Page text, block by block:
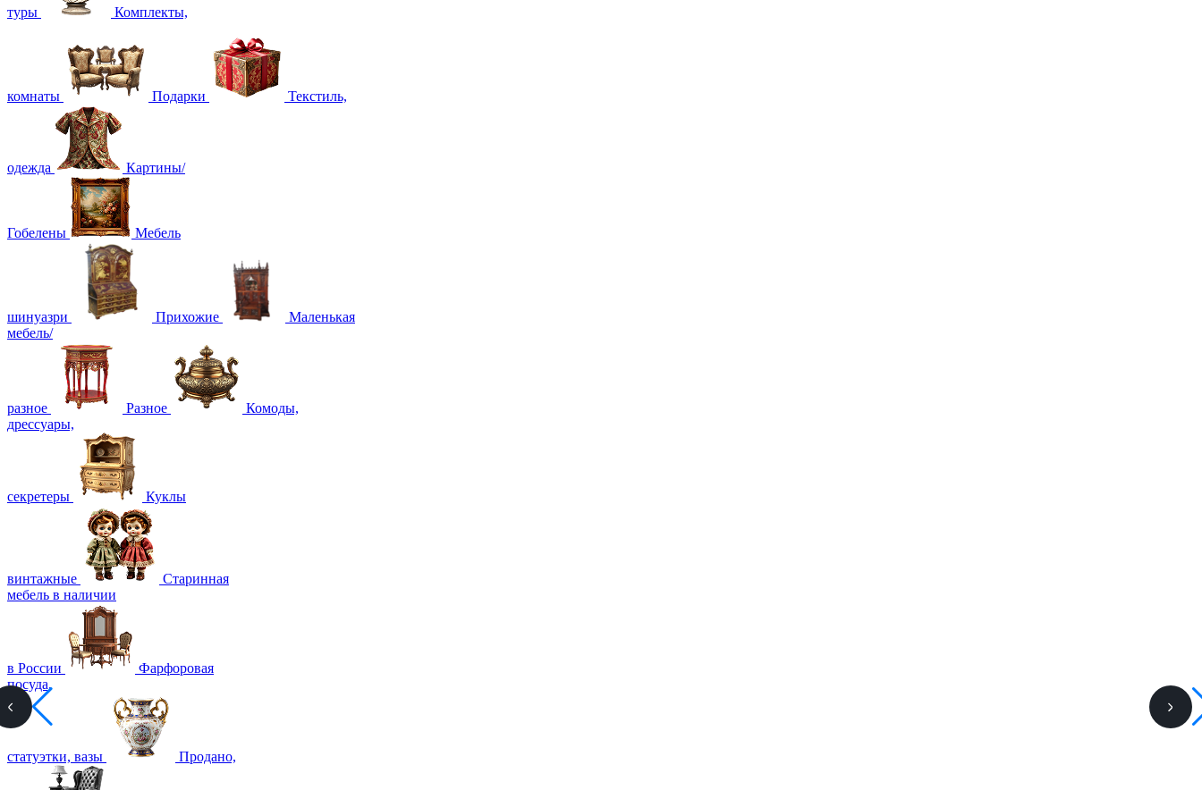
туры Комплекты,
комнаты Подарки Текстиль,
одежда Картины/
Гобелены Мебель
шинуазри Прихожие
Маленькая
мебель/
разное Разное
Комоды,
дрессуары,
секретеры Куклы
винтажные
Старинная
мебель в наличии
в России
Фарфоровая
посуда,
статуэтки, вазы Продано,